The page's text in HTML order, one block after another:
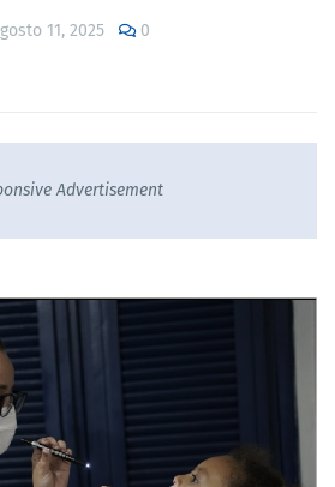
11, 2025 0
Advertisement